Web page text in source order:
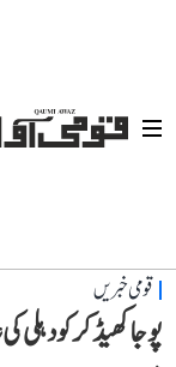
قومی خبریں
پوجا کھیڈکر کو